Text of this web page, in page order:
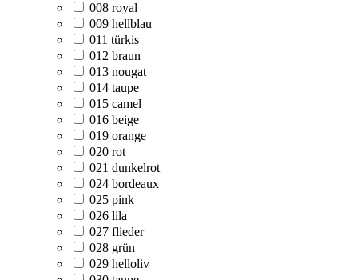
008 royal
009 hellblau
011 türkis
012 braun
013 nougat
014 taupe
015 camel
016 beige
019 orange
020 rot
021 dunkelrot
024 bordeaux
025 pink
026 lila
027 flieder
028 grün
029 helloliv